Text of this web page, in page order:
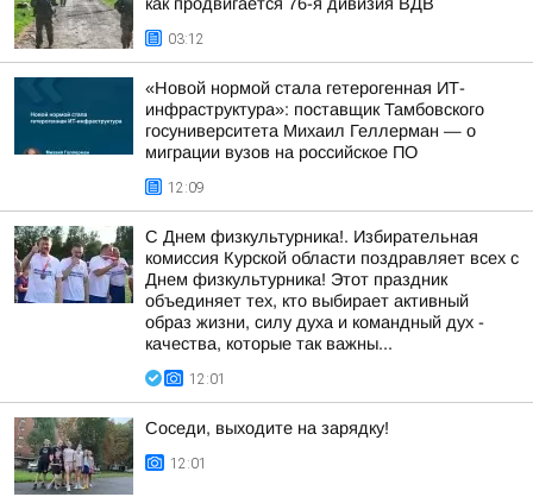
03:12
«Новой нормой стала гетерогенная ИТ-
инфраструктура»: поставщик Тамбовского
госуниверситета Михаил Геллерман — о
миграции вузов на российское ПО
12:09
С Днем физкультурника!. Избирательная
комиссия Курской области поздравляет всех с
Днем физкультурника! Этот праздник
объединяет тех, кто выбирает активный
образ жизни, силу духа и командный дух -
качества, которые так важны...
12:01
Соседи, выходите на зарядку!
12:01